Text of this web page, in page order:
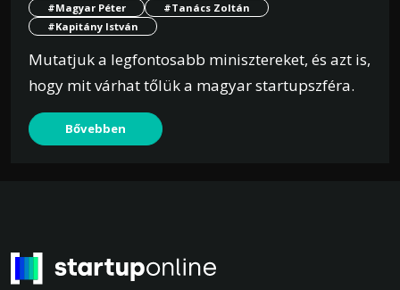
#Magyar Péter
#Tanács Zoltán
#Kapitány István
Mutatjuk a legfontosabb minisztereket, és azt is,
hogy mit várhat tőlük a magyar startupszféra.
Bővebben